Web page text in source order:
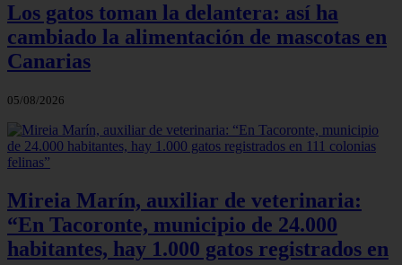
Los gatos toman la delantera: así ha
cambiado la alimentación de mascotas en
Canarias
05/08/2026
Mireia Marín, auxiliar de veterinaria:
“En Tacoronte, municipio de 24.000
habitantes, hay 1.000 gatos registrados en